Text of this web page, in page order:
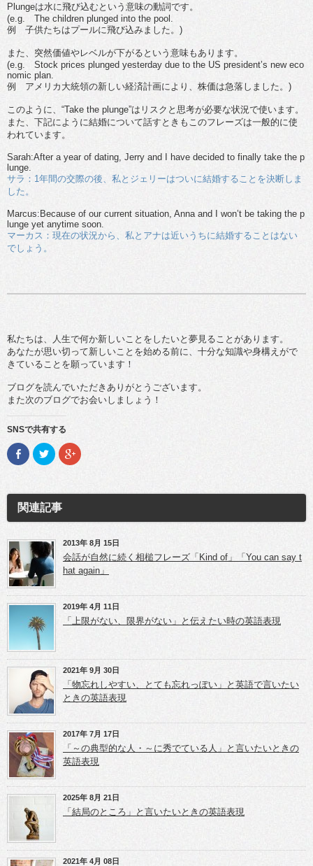
Plungeは水に飛び込むという意味の動詞です。
(e.g. The children plunged into the pool.
例 子供たちはプールに飛び込みました。)
また、突然価値やレベルが下がるという意味もあります。
(e.g. Stock prices plunged yesterday due to the US president’s new eco
nomic plan.
例 アメリカ大統領の新しい経済計画により、株価は急落しました。)
このように、“Take the plunge”はリスクと思考が必要な状況で使います。
また、下記にように結婚について話すときもこのフレーズは一般的に使
われています。
Sarah:After a year of dating, Jerry and I have decided to finally take the p
lunge.
サラ：1年間の交際の後、私とジェリーはついに結婚することを決断しま
した。
Marcus:Because of our current situation, Anna and I won’t be taking the p
lunge yet anytime soon.
マーカス：現在の状況から、私とアナは近いうちに結婚することはない
でしょう。
私たちは、人生で何か新しいことをしたいと夢見ることがあります。
あなたが思い切って新しいことを始める前に、十分な知識や身構えがで
きていることを願っています！
ブログを読んでいただきありがとうございます。
また次のブログでお会いしましょう！
SNSで共有する
F
a
o
o
k
で
(新
し
い
ウ
ィ
ン
ド
ウ
開
き
ま
す)
ク
リ
て
T
w
i
e
r
で
共
有
(新
し
い
で
開
き
ま
す)
ク
リ
て
o
e
+
で
共
有
し
い
ウ
ィ
ン
開
き
ま
す)
関連記事
2013年 8月 15日
会話が自然に続く相槌フレーズ「Kind of」「You can say t
hat again」
2019年 4月 11日
「上限がない、限界がない」と伝えたい時の英語表現
2021年 9月 30日
「物忘れしやすい、とても忘れっぽい」と英語で言いたい
ときの英語表現
2017年 7月 17日
「～の典型的な人・～に秀でている人」と言いたいときの
英語表現
2025年 8月 21日
「結局のところ」と言いたいときの英語表現
2021年 4月 08日